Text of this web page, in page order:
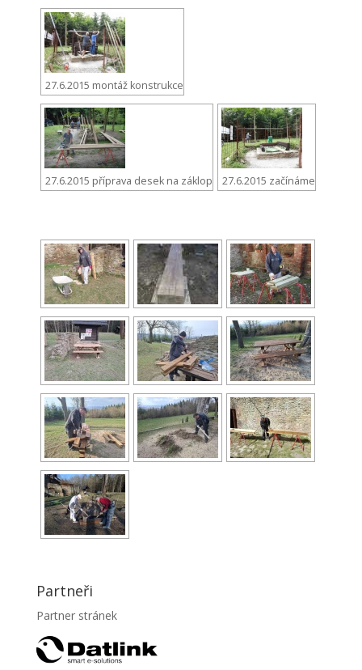
27.6.2015 montáž konstrukce
27.6.2015 příprava desek na záklop 27.6.2015 začínáme
Partneři
Partner stránek